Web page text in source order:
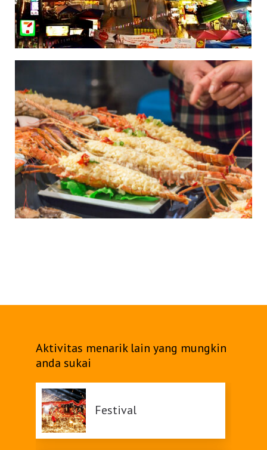
Aktivitas menarik lain yang mungkin
anda sukai
Festival